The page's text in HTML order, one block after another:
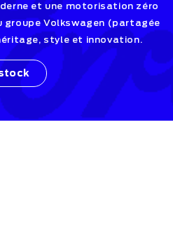
et une motorisation zéro
groupe Volkswagen (partagée
style et innovation.